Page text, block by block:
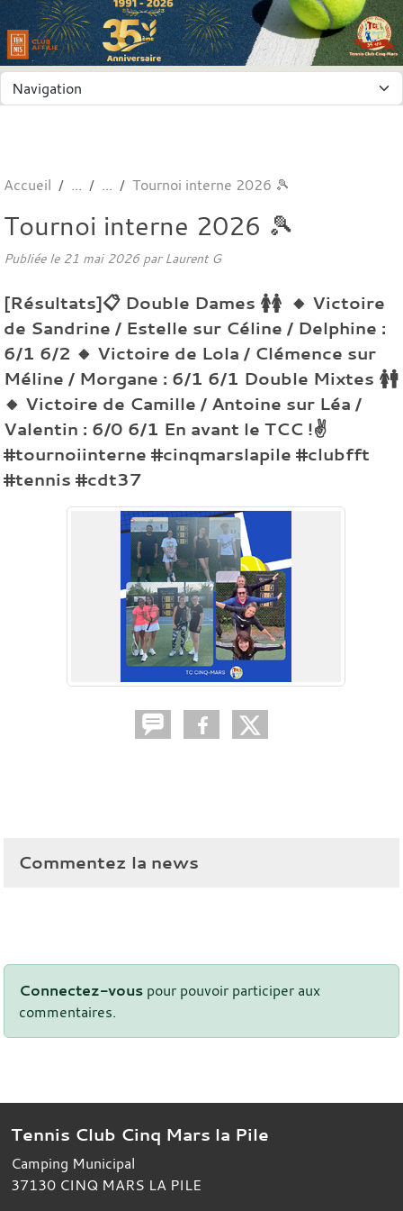
Accueil Tournoi interne 2026 🎾
Tournoi interne 2026 🎾
Publiée le 21 mai 2026par Laurent G
[Résultats]📋 Double Dames 🚺🚺 🔸 Victoire
de Sandrine / Estelle sur Céline / Delphine :
6/1 6/2 🔸 Victoire de Lola / Clémence sur
Méline / Morgane : 6/1 6/1 Double Mixtes 🚺🚹
🔸 Victoire de Camille / Antoine sur Léa /
Valentin : 6/0 6/1 En avant le TCC !✌️
#tournoiinterne #cinqmarslapile #clubfft
#tennis #cdt37
Commentez la news
Connectez-vous pour pouvoir participer aux
commentaires.
Tennis Club Cinq Mars la Pile
Camping Municipal
37130 CINQ MARS LA PILE
Panneau de gestion des cookies